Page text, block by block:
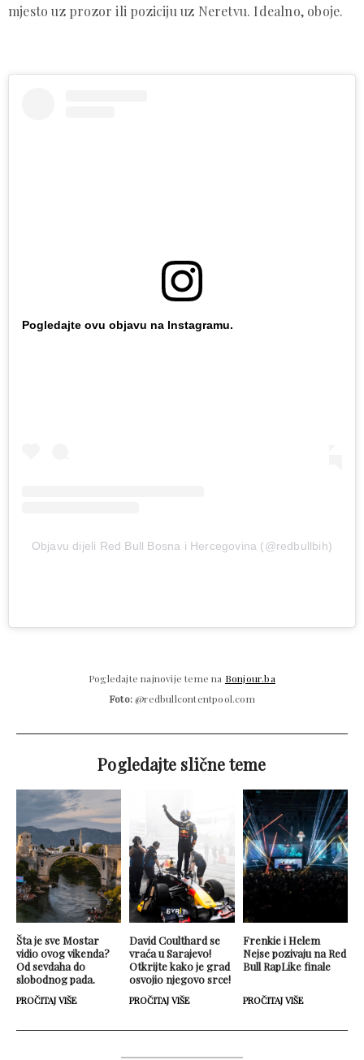
mjesto uz prozor ili poziciju uz Neretvu. Idealno, oboje.
Pogledajte ovu objavu na Instagramu.
Objavu dijeli Red Bull Bosna i Hercegovina (@redbullbih)
Pogledajte najnovije teme na Bonjour.ba
Foto:@redbullcontentpool.com
Pogledajte slične teme
Šta je sve Mostar
vidio ovog vikenda?
Od sevdaha do
slobodnog pada.
PROČITAJ VIŠE
David Coulthard se
vraća u Sarajevo!
Otkrijte kako je grad
osvojio njegovo srce!
PROČITAJ VIŠE
Frenkie i Helem
Nejse pozivaju na Red
Bull RapLike finale
PROČITAJ VIŠE